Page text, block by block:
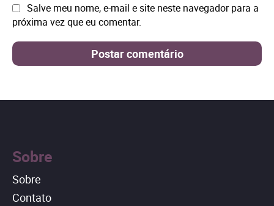
Site: Salve meu nome, e-mail e site neste navegador para a
próxima vez que eu comentar.
Sobre
Sobre
Contato